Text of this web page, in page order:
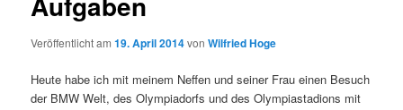
Veröffentlicht am19. April 2014vonWilfried Hoge
Heute habe ich mit meinem Neffen und seiner Frau einen Besuch
der BMW Welt, des Olympiadorfs und des Olympiastadions mit